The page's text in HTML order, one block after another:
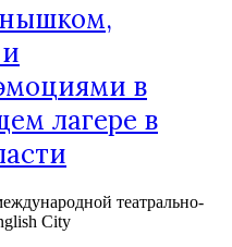
в
лагере в
театрально-
City